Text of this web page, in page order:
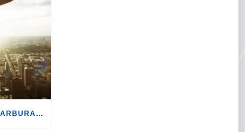
TURISMO: CON LA CRISI DEI CARBURANTI, VOLI A RISCHIO CANCELLAZIONE O RINCARO.